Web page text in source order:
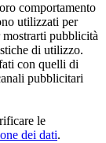
comportamento
utilizzati per
pubblicità
di utilizzo.
con quelli di
pubblicitari
le
dei dati.